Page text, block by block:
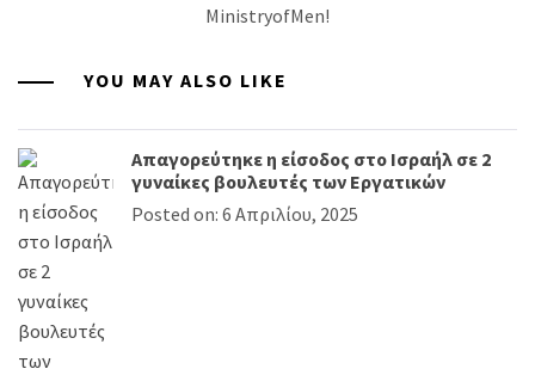
MinistryofMen!
YOU MAY ALSO LIKE
Απαγορεύτηκε η είσοδος στο Ισραήλ σε 2
γυναίκες βουλευτές των Εργατικών
Posted on: 6 Απριλίου, 2025